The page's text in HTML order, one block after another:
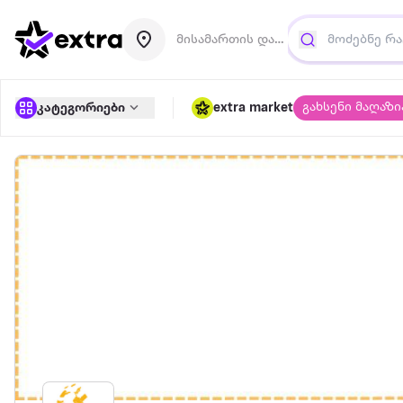
მისამართის დამატება
კატეგორიები extra market გახსენი